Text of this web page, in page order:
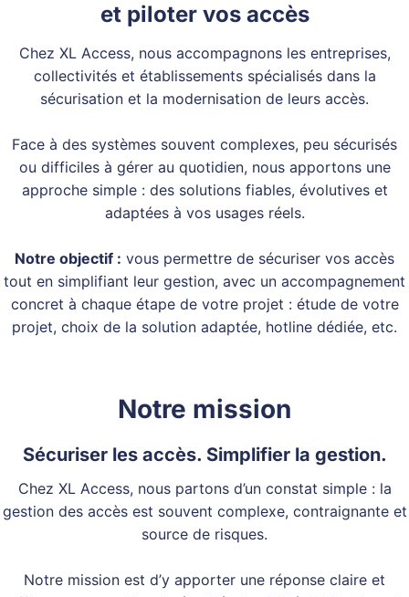
et piloter vos accès
Chez XL Access, nous accompagnons les entreprises,
collectivités et établissements spécialisés dans la
sécurisation et la modernisation de leurs accès.
Face à des systèmes souvent complexes, peu sécurisés
ou difficiles à gérer au quotidien, nous apportons une
approche simple : des solutions fiables, évolutives et
adaptées à vos usages réels.
Notre objectif : vous permettre de sécuriser vos accès
tout en simplifiant leur gestion, avec un accompagnement
concret à chaque étape de votre projet : étude de votre
projet, choix de la solution adaptée, hotline dédiée, etc.
Notre mission
Sécuriser les accès. Simplifier la gestion.
Chez XL Access, nous partons d’un constat simple : la
gestion des accès est souvent complexe, contraignante et
source de risques.
Notre mission est d’y apporter une réponse claire et